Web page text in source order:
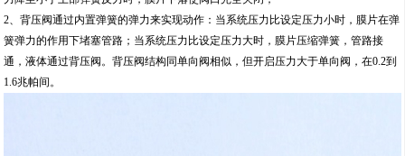
2、背压阀通过内置弹簧的弹力来实现动作：当系统压力比设定压力小时，膜片在弹
簧弹力的作用下堵塞管路；当系统压力比设定压力大时，膜片压缩弹簧，管路接
通，液体通过背压阀。背压阀结构同单向阀相似，但开启压力大于单向阀，在0.2到
1.6兆帕间。